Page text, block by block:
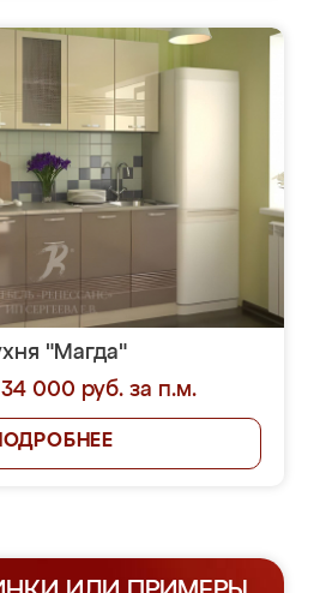
"Магда"
000 руб. за п.м.